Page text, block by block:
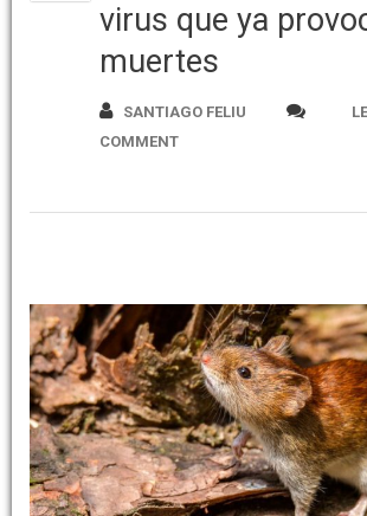
virus que ya
muertes
SANTIAGO FELIU
COMMENT